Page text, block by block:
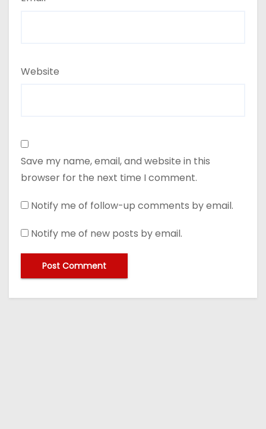
Website
Save my name, email, and website in this
browser for the next time I comment.
Notify me of follow-up comments by email.
Notify me of new posts by email.